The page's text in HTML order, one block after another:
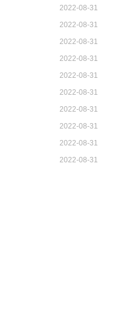
2022-08-31
2022-08-31
2022-08-31
2022-08-31
2022-08-31
2022-08-31
2022-08-31
2022-08-31
2022-08-31
2022-08-31